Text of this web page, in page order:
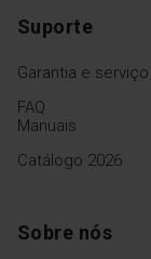
Suporte
Garantia e
FAQ
Manuais
Catálogo 2026
Sobre nós